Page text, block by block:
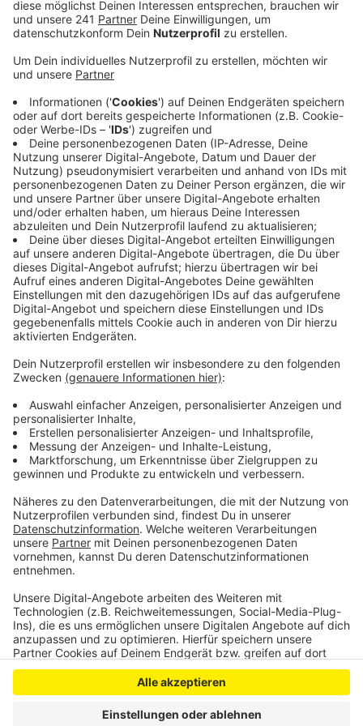
Anzeige
an der B9 dauerhaft markiert.
Umstrittener Verkehrsversuch startet bald
Anzeige
Bis Ende August lässt die Stadt hier die neue
Fahrbahnmarkierung anbringen. Dann haben Radfahrer
und Autofahrer gleich viel Platz. Und da das eben kein
Versuch mehr ist, wird die Markierung auch weiß und
nicht gelb. Die Stadt rechnet in den kommenden
Wochen mit Staus wegen der Arbeiten, lässt sie aber
extra in den Sommerferien durchführen, weil dann
weniger los ist. Ab Ende August wird die Stadt den
Verkehr dann gemeinsam mit der Bezirksregierung ein
Jahr lang beobachten. Dieser Verkehrsversuch soll
zeigen, ob die neuen Regeln wirksam sind.
Anzeige
Anzeige